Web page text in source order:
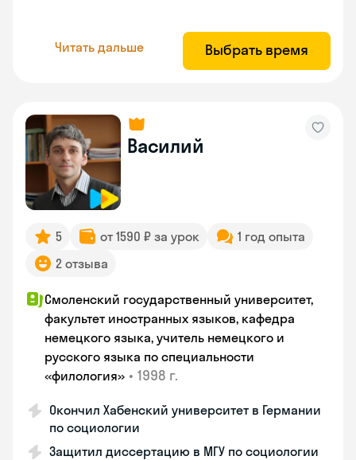
Читать дальше Выбрать время
Василий
5 от 1590 ₽ за урок
1 год опыта
2 отзыва
Смоленский государственный университет,
факультет иностранных языков, кафедра
немецкого языка, учитель немецкого и
русского языка по специальности
«филология» • 1998 г.
Окончил Хабенский университет в Германии
по социологии
Защитил диссертацию в МГУ по социологии